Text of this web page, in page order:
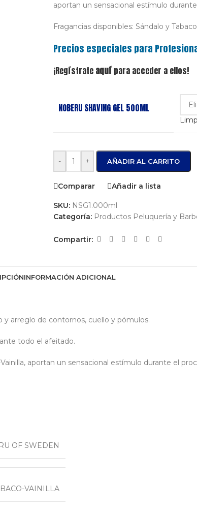
aportan un sensacional estímulo
Fragancias disponibles: Sándalo y
Precios especiales para
¡Regístrate aquípara acceder a ellos!
NOBERU SHAVING GEL 500ML
- + AÑADIR AL CARRITO
Comparar Añadir a lista
SKU: NSG1.000ml
Categoría: Productos Peluquería y
Compartir:
INFORMACIÓN ADICIONAL
arreglo de contornos, cuello y pómulos.
todo el afeitado.
aportan un sensacional estímulo durante el
OF SWEDEN
VAINILLA